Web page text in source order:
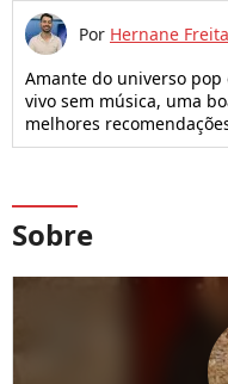
Por Hernane
Amante do universo
vivo sem música, uma
melhores
Sobre